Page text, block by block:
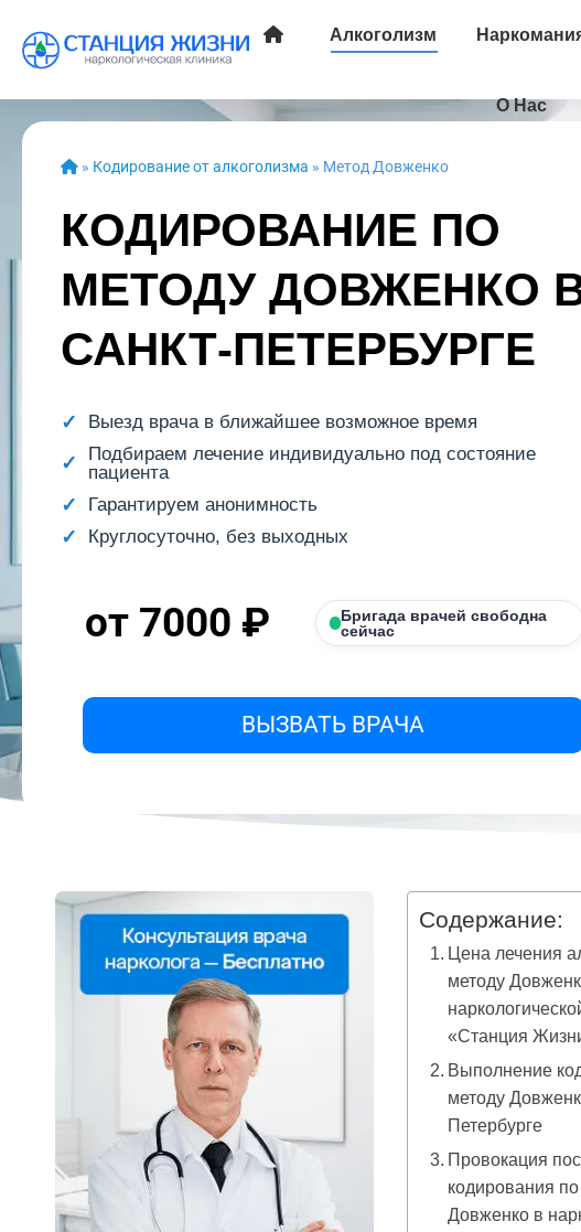
Алкоголизм
О Нас
» Кодирование от алкоголизма » Метод Довженко
КОДИРОВАНИЕ ПО
МЕТОДУ ДОВЖЕНКО
САНКТ-ПЕТЕРБУРГЕ
Выезд врача в ближайшее возможное время
Подбираем лечение индивидуально под состояние
пациента
Гарантируем анонимность
Круглосуточно, без выходных
от 7000 ₽
Бригада врачей свободна
сейчас
ВЫЗВАТЬ ВРАЧА
Содержание:
Цена лечения
методу
«Станция
Выполнение
методу
Петербурге
Провокация
кодирования
Довженко в